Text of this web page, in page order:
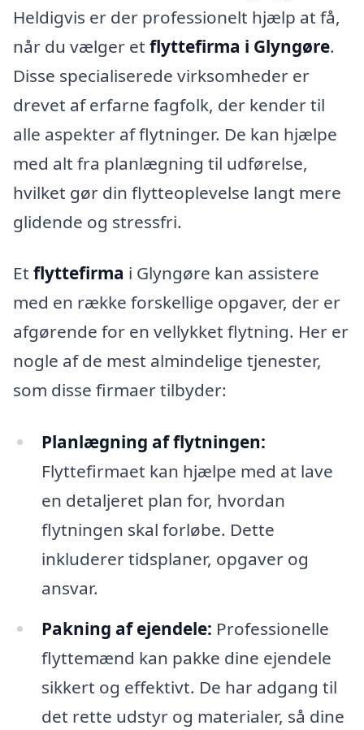
Heldigvis er der professionelt hjælp at få,
når du vælger et flyttefirma i Glyngøre.
Disse specialiserede virksomheder er
drevet af erfarne fagfolk, der kender til
alle aspekter af flytninger. De kan hjælpe
med alt fra planlægning til udførelse,
hvilket gør din flytteoplevelse langt mere
glidende og stressfri.
Et flyttefirma i Glyngøre kan assistere
med en række forskellige opgaver, der er
afgørende for en vellykket flytning. Her er
nogle af de mest almindelige tjenester,
som disse firmaer tilbyder:
Planlægning af flytningen:
Flyttefirmaet kan hjælpe med at lave
en detaljeret plan for, hvordan
flytningen skal forløbe. Dette
inkluderer tidsplaner, opgaver og
ansvar.
Pakning af ejendele: Professionelle
flyttemænd kan pakke dine ejendele
sikkert og effektivt. De har adgang til
det rette udstyr og materialer, så dine